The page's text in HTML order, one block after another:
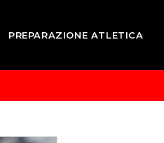
PREPARAZIONE ATLETICA